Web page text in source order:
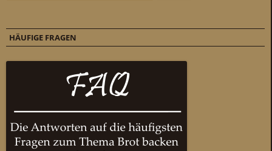
HÄUFIGE FRAGEN